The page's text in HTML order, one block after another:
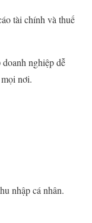
tài chính và thuế
nghiệp dễ
nơi.
nhập cá nhân.